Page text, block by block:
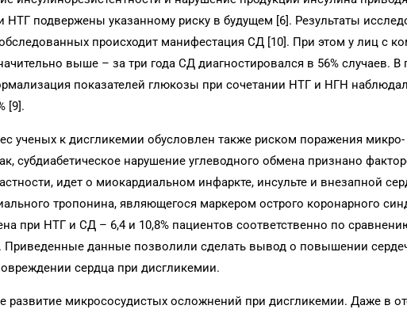
подвержены указанному риску в будущем [6]. Результаты
обследованных происходит манифестация СД [10]. При этом у лиц с
выше – за три года СД диагностировался в 56% случаев. В
показателей глюкозы при сочетании НТГ и НГН
[9].
ученых к дисгликемии обусловлен также риском поражения микро-
субдиабетическое нарушение углеводного обмена признано
идет о миокардиальном инфаркте, инсульте и внезапной
тропонина, являющегося маркером острого коронарного
при НТГ и СД – 6,4 и 10,8% пациентов соответственно по
Приведенные данные позволили сделать вывод о повышении
сердца при дисгликемии.
развитие микрососудистых осложнений при дисгликемии. Даже в